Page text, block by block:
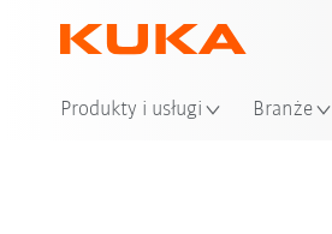
Produkty i usługi Branże